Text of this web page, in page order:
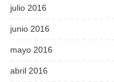
julio 2016
junio 2016
mayo 2016
abril 2016